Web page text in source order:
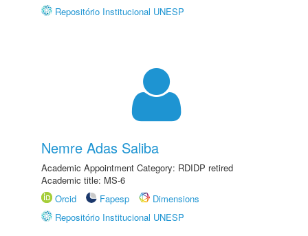
Repositório Institucional UNESP
Nemre Adas Saliba
Academic Appointment Category: RDIDP retired
Academic title: MS-6
Orcid
Fapesp
Dimensions
Repositório Institucional UNESP